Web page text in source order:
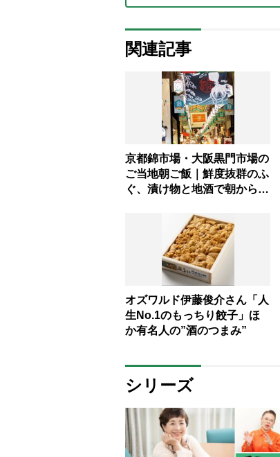
関連記事
京都錦市場・大阪黒門市場の
ご当地朝ご飯｜鮮度抜群のふ
ぐ、漬け物と地酒で朝から一
オズワルド伊藤俊介さん「人
生No.1のもっちり餃子」ほ
か有名人の”酒のつまみ”
シリーズ